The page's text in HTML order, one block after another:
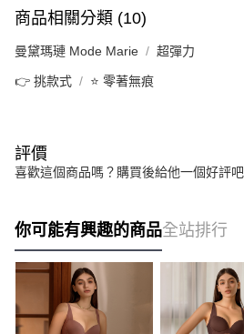
商品相關分類 (10)
曼黛瑪璉 Mode Marie 超彈力
👉 挑款式 ⭐ 零著無痕
評價
喜歡這個商品嗎？購買後給他一個好評吧
你可能有興趣的商品全站排行